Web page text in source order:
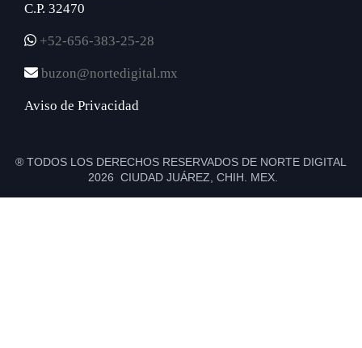
C.P. 32470
+52-656-383-25-28
buzon@nortedigital.mx
Aviso de Privacidad
® TODOS LOS DERECHOS RESERVADOS DE NORTE DIGITAL
2026 CIUDAD JUÁREZ, CHIH. MEX.